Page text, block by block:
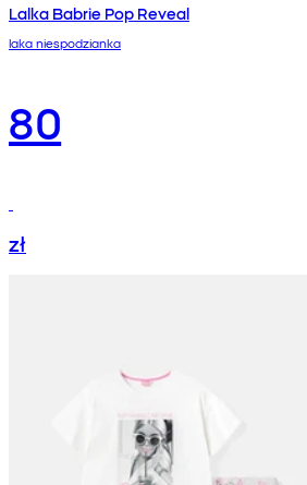
Lalka Babrie Pop Reveal
laka niespodzianka
80
zł